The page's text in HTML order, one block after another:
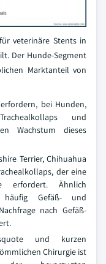
veterinäre Stents in
Der Hunde-Segment
Marktanteil von
bei Hunden,
und
Wachstum dieses
Terrier, Chihuahua
der eine
erfordert. Ähnlich
häufig Gefäß- und
nach Gefäß-
und kurzen
Chirurgie ist